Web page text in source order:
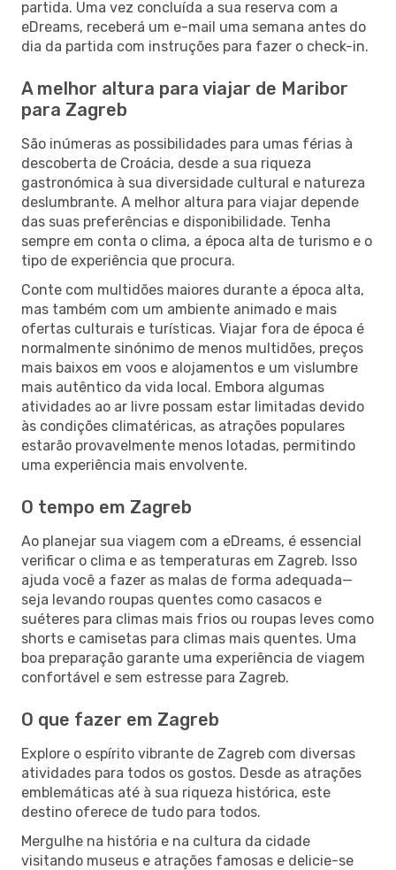
partida. Uma vez concluída a sua reserva com a
eDreams, receberá um e-mail uma semana antes do
dia da partida com instruções para fazer o check-in.
A melhor altura para viajar de Maribor
para Zagreb
São inúmeras as possibilidades para umas férias à
descoberta de Croácia, desde a sua riqueza
gastronómica à sua diversidade cultural e natureza
deslumbrante. A melhor altura para viajar depende
das suas preferências e disponibilidade. Tenha
sempre em conta o clima, a época alta de turismo e o
tipo de experiência que procura.
Conte com multidões maiores durante a época alta,
mas também com um ambiente animado e mais
ofertas culturais e turísticas. Viajar fora de época é
normalmente sinónimo de menos multidões, preços
mais baixos em voos e alojamentos e um vislumbre
mais autêntico da vida local. Embora algumas
atividades ao ar livre possam estar limitadas devido
às condições climatéricas, as atrações populares
estarão provavelmente menos lotadas, permitindo
uma experiência mais envolvente.
O tempo em Zagreb
Ao planejar sua viagem com a eDreams, é essencial
verificar o clima e as temperaturas em Zagreb. Isso
ajuda você a fazer as malas de forma adequada—
seja levando roupas quentes como casacos e
suéteres para climas mais frios ou roupas leves como
shorts e camisetas para climas mais quentes. Uma
boa preparação garante uma experiência de viagem
confortável e sem estresse para Zagreb.
O que fazer em Zagreb
Explore o espírito vibrante de Zagreb com diversas
atividades para todos os gostos. Desde as atrações
emblemáticas até à sua riqueza histórica, este
destino oferece de tudo para todos.
Mergulhe na história e na cultura da cidade
visitando museus e atrações famosas e delicie-se